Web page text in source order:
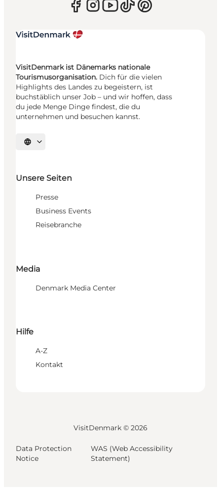
VisitDenmark ist Dänemarks nationale
Tourismusorganisation. Dich für die vielen
Highlights des Landes zu begeistern, ist
buchstäblich unser Job – und wir hoffen, dass
du jede Menge Dinge findest, die du
unternehmen und besuchen kannst.
Sprache auswählen
Unsere Seiten
Presse
Business Events
Reisebranche
Media
Denmark Media Center
Hilfe
A-Z
Kontakt
VisitDenmark © 2026
Data Protection
Notice
WAS (Web Accessibility
Statement)